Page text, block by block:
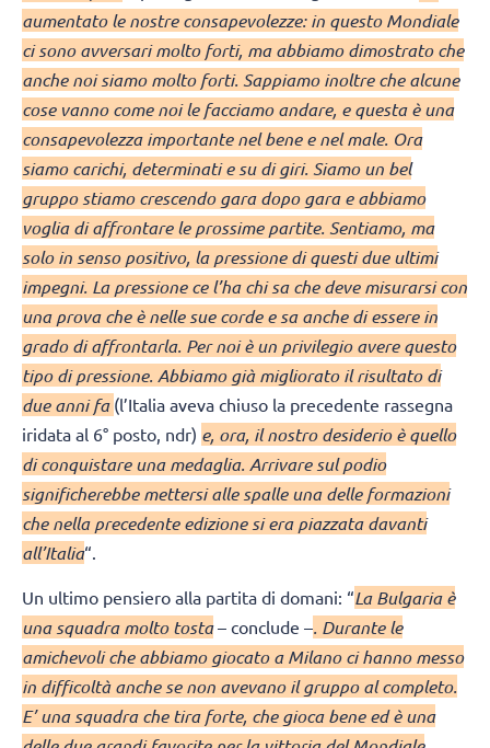
aumentato le nostre consapevolezze: in questo Mondiale
ci sono avversari molto forti, ma abbiamo dimostrato che
anche noi siamo molto forti. Sappiamo inoltre che alcune
cose vanno come noi le facciamo andare, e questa è una
consapevolezza importante nel bene e nel male. Ora
siamo carichi, determinati e su di giri. Siamo un bel
gruppo stiamo crescendo gara dopo gara e abbiamo
voglia di affrontare le prossime partite. Sentiamo, ma
solo in senso positivo, la pressione di questi due ultimi
impegni. La pressione ce l’ha chi sa che deve misurarsi con
una prova che è nelle sue corde e sa anche di essere in
grado di affrontarla. Per noi è un privilegio avere questo
tipo di pressione. Abbiamo già migliorato il risultato di
due anni fa (l’Italia aveva chiuso la precedente rassegna
iridata al 6° posto, ndr) e, ora, il nostro desiderio è quello
di conquistare una medaglia. Arrivare sul podio
significherebbe mettersi alle spalle una delle formazioni
che nella precedente edizione si era piazzata davanti
all’Italia“.
Un ultimo pensiero alla partita di domani: “La Bulgaria è
una squadra molto tosta– conclude –. Durante le
amichevoli che abbiamo giocato a Milano ci hanno messo
in difficoltà anche se non avevano il gruppo al completo.
E’ una squadra che tira forte, che gioca bene ed è una